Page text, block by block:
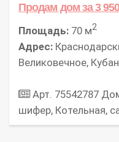
Продам домза 3
Площадь: 70 м2
Адрес:
Великовечное,
Арт. 75542787
шифер, Котельная,